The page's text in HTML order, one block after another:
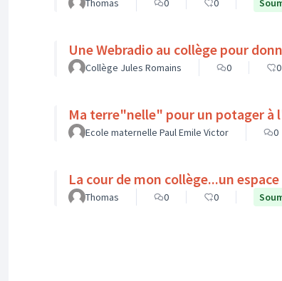
Thomas 0 0
Une Webradio au collège pour
Collège Jules Romains 0 0
Ma terre"nelle" pour un potager à
Ecole maternelle Paul Emile Victor 0
La cour de mon collège...un
Thomas 0 0